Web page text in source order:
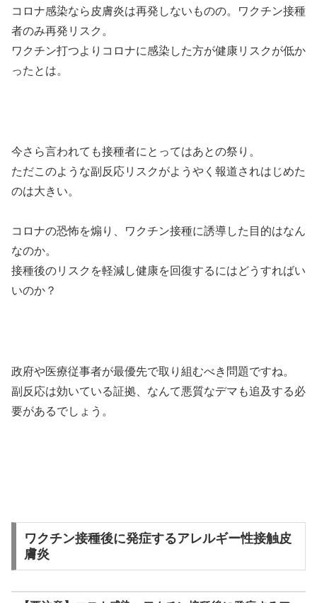
コロナ感染なら皮膚炎は再発しないものの。ワクチン接種
者のみ再発リスク。
ワクチン打つよりコロナに感染した方が健康リスクが低か
ったとは。
今さら言われても接種者にとってはあとの祭り。
ただこのような副反応リスクがようやく報道されはじめた
のは大きい。
コロナの恐怖を煽り、ワクチン接種に誘導した目的はなん
なのか。
接種後のリスクを軽減し健康を回復するにはどうすればい
いのか？
政府や医療従事者が最優先で取り組むべき問題ですね。
副反応は効いている証拠、なんて悪質なデマも追及する必
要があるでしょう。
ワクチン接種後に発症するアレルギー性接触皮
膚炎